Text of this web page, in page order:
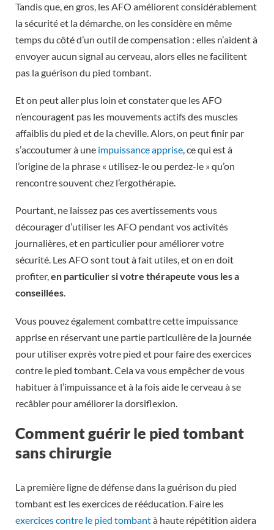
Tandis que, en gros, les AFO améliorent considérablement
la sécurité et la démarche, on les considère en même
temps du côté d’un outil de compensation : elles n’aident à
envoyer aucun signal au cerveau, alors elles ne facilitent
pas la guérison du pied tombant.
Et on peut aller plus loin et constater que les AFO
n’encouragent pas les mouvements actifs des muscles
affaiblis du pied et de la cheville. Alors, on peut finir par
s’accoutumer à une impuissance apprise, ce qui est à
l’origine de la phrase « utilisez-le ou perdez-le » qu’on
rencontre souvent chez l’ergothérapie.
Pourtant, ne laissez pas ces avertissements vous
décourager d’utiliser les AFO pendant vos activités
journalières, et en particulier pour améliorer votre
sécurité. Les AFO sont tout à fait utiles, et on en doit
profiter,en particulier si votre thérapeute vous les a
conseillées.
Vous pouvez également combattre cette impuissance
apprise en réservant une partie particulière de la journée
pour utiliser exprès votre pied et pour faire des exercices
contre le pied tombant. Cela va vous empêcher de vous
habituer à l’impuissance et à la fois aide le cerveau à se
recâbler pour améliorer la dorsiflexion.
Comment guérir le pied tombant
sans chirurgie
La première ligne de défense dans la guérison du pied
tombant est les exercices de rééducation. Faire les
exercices contre le pied tombantà haute répétition aidera